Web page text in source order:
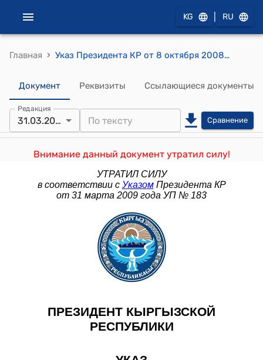
KG RU
Главная › Указ Президента КР от 8 октября 2008 года УП № 359 "О внесении изменения в Указ Президента Кыргызской Республики "О Стратегии развития страны на 2007-2010 годы" от 16 мая 2007 года"
Документ Реквизиты Ссылающиеся документы
Редакция
31.03.2009 Сравнение
Внимание данный документ утратил силу!